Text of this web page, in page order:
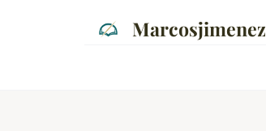
Marcosjimenez